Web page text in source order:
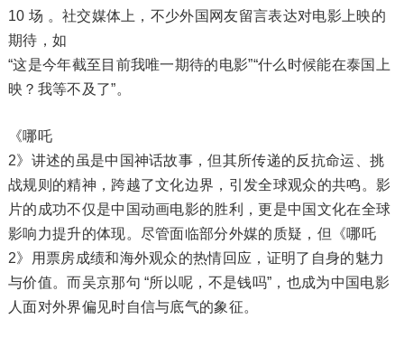
10 场 。社交媒体上，不少外国网友留言表达对电影上映的
期待，如
“这是今年截至目前我唯一期待的电影”“什么时候能在泰国上
映？我等不及了”。
《哪吒
2》讲述的虽是中国神话故事，但其所传递的反抗命运、挑
战规则的精神，跨越了文化边界，引发全球观众的共鸣。影
片的成功不仅是中国动画电影的胜利，更是中国文化在全球
影响力提升的体现。尽管面临部分外媒的质疑，但《哪吒
2》用票房成绩和海外观众的热情回应，证明了自身的魅力
与价值。而吴京那句 “所以呢，不是钱吗”，也成为中国电影
人面对外界偏见时自信与底气的象征。